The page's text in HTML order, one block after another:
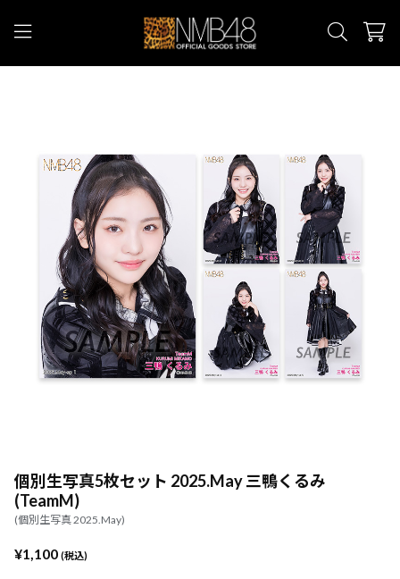
個別生写真5枚セット 2025.May 三鴨くるみ
(TeamM)
(個別生写真 2025.May)
¥1,100 (税込)